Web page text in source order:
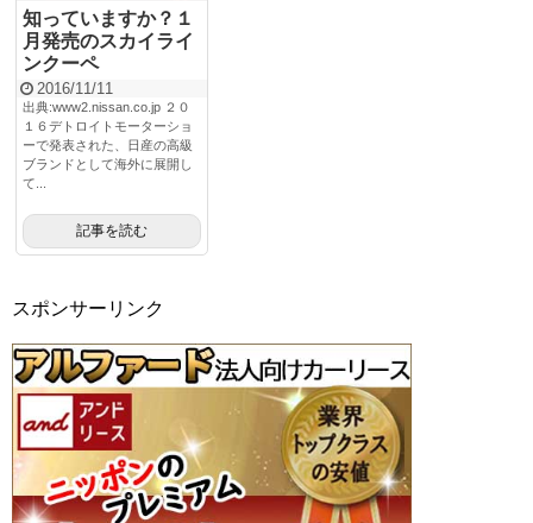
知っていますか？１
月発売のスカイライ
ンクーペ
2016/11/11
出典:www2.nissan.co.jp ２０
１６デトロイトモーターショ
ーで発表された、日産の高級
ブランドとして海外に展開し
て...
記事を読む
スポンサーリンク